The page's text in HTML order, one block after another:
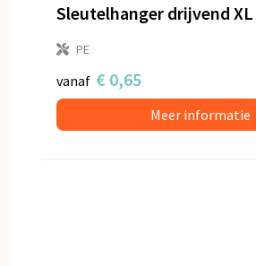
Sleutelhanger drijvend XL
PE
vanaf € 0,65
Meer informatie